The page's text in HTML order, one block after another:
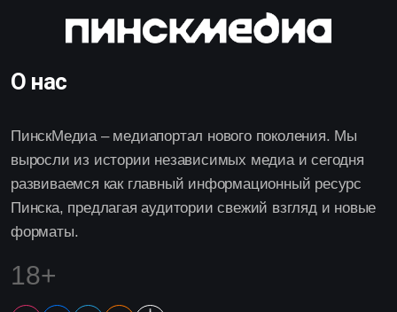
О нас
ПинскМедиа – медиапортал нового поколения. Мы
выросли из истории независимых медиа и сегодня
развиваемся как главный информационный ресурс
Пинска, предлагая аудитории свежий взгляд и новые
форматы.
18+